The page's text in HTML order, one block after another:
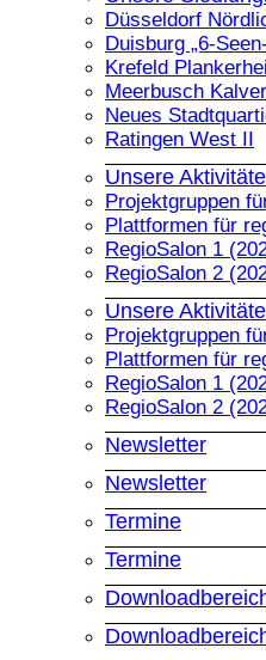
Düsseldorf
Duisburg „6-
Krefeld
Meerbusch
Neues
Ratingen West II
Unsere
Projektgruppen
Plattformen für
RegioSalon 1
RegioSalon 2
Unsere
Projektgruppen
Plattformen für
RegioSalon 1
RegioSalon 2
Newsletter
Newsletter
Termine
Termine